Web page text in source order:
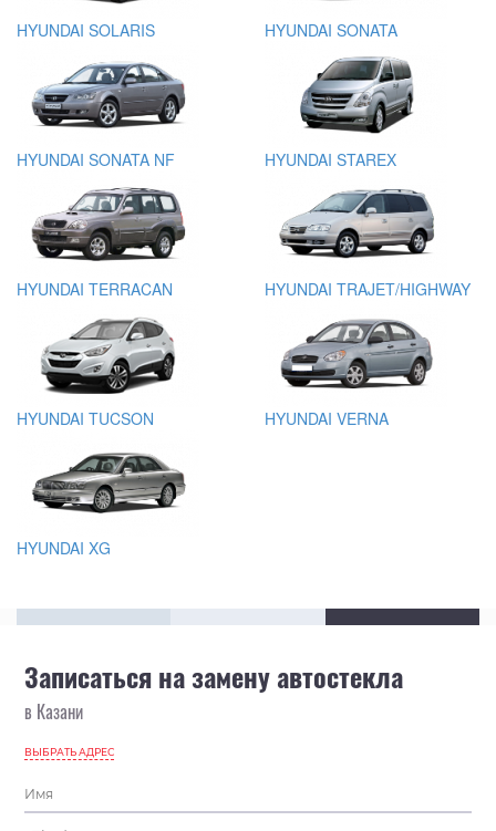
HYUNDAI SOLARIS HYUNDAI SONATA
HYUNDAI SONATA NF HYUNDAI STAREX
HYUNDAI TERRACAN HYUNDAI TRAJET/HIGHWAY
HYUNDAI TUCSON HYUNDAI VERNA
HYUNDAI XG
Записаться на замену автостекла
в Казани
ВЫБРАТЬ АДРЕС